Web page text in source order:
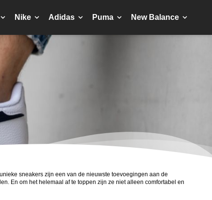
Nike Adidas Puma New Balance
sneakers zijn een van de nieuwste toevoegingen aan de
En om het helemaal af te toppen zijn ze niet alleen comfortabel en